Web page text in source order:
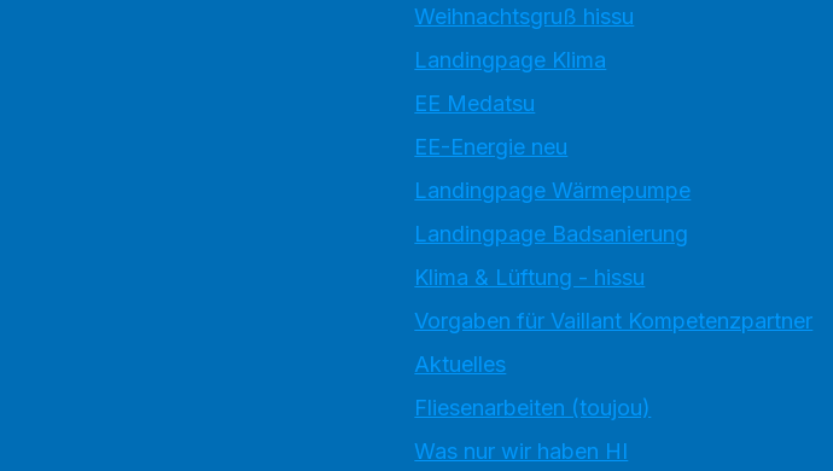
Weihnachtsgruß hissu
Landingpage Klima
EE Medatsu
EE-Energie neu
Landingpage Wärmepumpe
Landingpage Badsanierung
Klima & Lüftung - hissu
Vorgaben für Vaillant Kompetenzpartner
Aktuelles
Fliesenarbeiten (toujou)
Was nur wir haben HI